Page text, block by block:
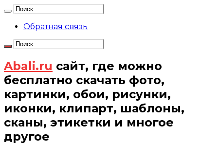
Обратная связь
Abali.ru сайт, где можно
бесплатно скачать фото,
картинки, обои, рисунки,
иконки, клипарт, шаблоны,
сканы, этикетки и многое
другое